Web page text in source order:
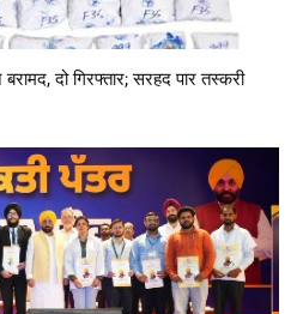
दो गिरफ्तार; सरहद पार तस्करी